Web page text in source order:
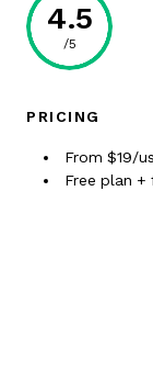
4.5
/5
PRICING
From $19/
Free plan +